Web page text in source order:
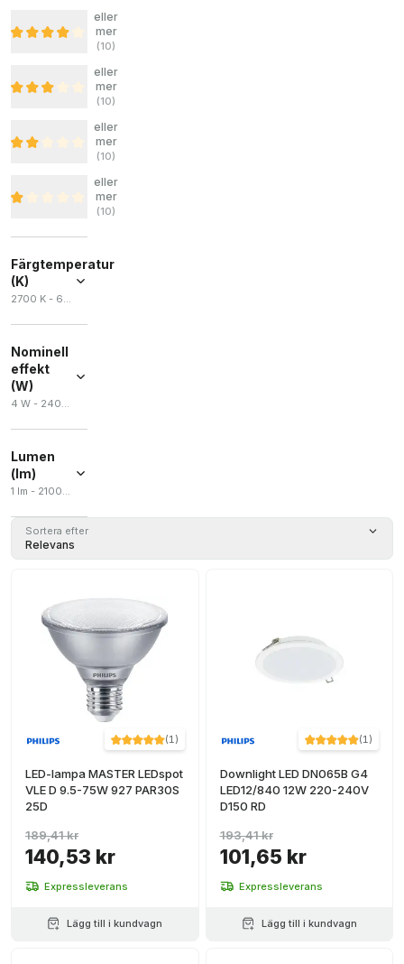
eller
mer
(10)
eller
mer
(10)
eller
mer
(10)
eller
mer
(10)
Färgtemperatur
(K)
2700 K - 6500 K
Nominell
effekt
(W)
4 W - 240 W
Lumen
(lm)
1 lm - 21000 lm
Sortera efter
Relevans
(1)
LED-lampa MASTER LEDspot
VLE D 9.5-75W 927 PAR30S
25D
140,53 kr
189,41 kr
Expressleverans
Lägg till i kundvagn
(1)
Downlight LED DN065B G4
LED12/840 12W 220-240V
D150 RD
101,65 kr
193,41 kr
Expressleverans
Lägg till i kundvagn